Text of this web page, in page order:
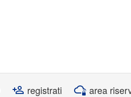
registrati area